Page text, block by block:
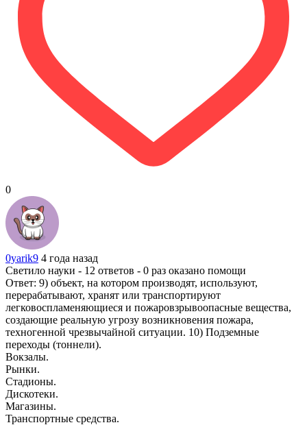
0
0yarik9 4 года назад
Светило науки - 12 ответов - 0 раз оказано помощи
Ответ: 9) объект, на котором производят, используют,
перерабатывают, хранят или транспортируют
легковоспламеняющиеся и пожаровзрывоопасные вещества,
создающие реальную угрозу возникновения пожара,
техногенной чрезвычайной ситуации. 10) Подземные
переходы (тоннели).
Вокзалы.
Рынки.
Стадионы.
Дискотеки.
Магазины.
Транспортные средства.